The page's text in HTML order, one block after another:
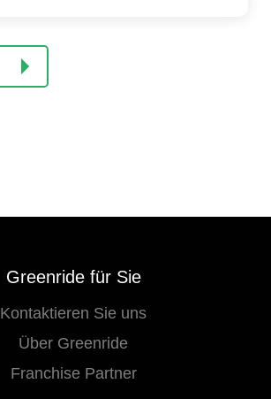
Greenride für Sie
Kontaktieren Sie uns
Über Greenride
Franchise Partner